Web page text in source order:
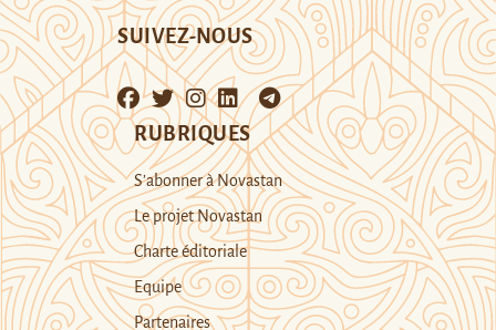
SUIVEZ-NOUS
RUBRIQUES
S’abonner à Novastan
Le projet Novastan
Charte éditoriale
Equipe
Partenaires